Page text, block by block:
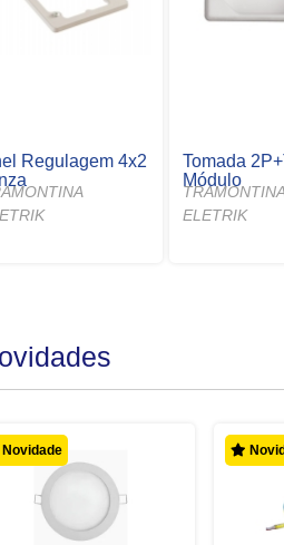
Regulagem 4x2
Tomada
Módulo
ELETRIK
Novidade